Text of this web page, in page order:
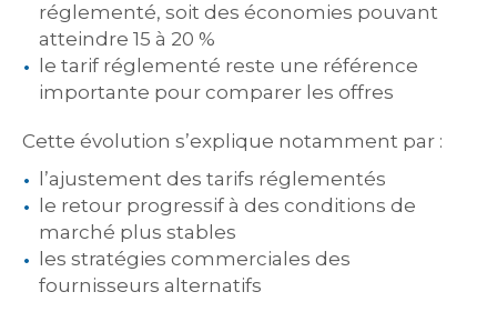
réglementé, soit des économies pouvant
atteindre 15 à 20 %
le tarif réglementé reste une référence
importante pour comparer les offres
Cette évolution s’explique notamment par :
l’ajustement des tarifs réglementés
le retour progressif à des conditions de
marché plus stables
les stratégies commerciales des
fournisseurs alternatifs